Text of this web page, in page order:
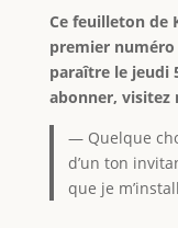
Ce feuilleton de
premier numéro
paraître le jeudi
abonner, visitez
— Quelque
d’un ton
que je